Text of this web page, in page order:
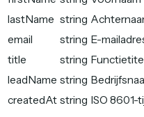
lastName string
email
string E-
title
string
leadName string
createdAt string ISO 8601-